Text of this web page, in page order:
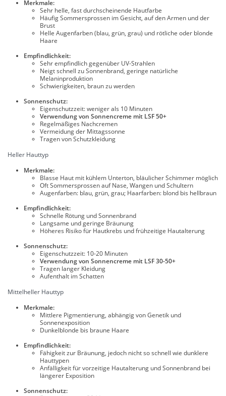
Merkmale:
Sehr helle, fast durchscheinende Hautfarbe
Häufig Sommersprossen im Gesicht, auf den Armen und der
Brust
Helle Augenfarben (blau, grün, grau) und rötliche oder blonde
Haare
Empfindlichkeit:
Sehr empfindlich gegenüber UV-Strahlen
Neigt schnell zu Sonnenbrand, geringe natürliche
Melaninproduktion
Schwierigkeiten, braun zu werden
Sonnenschutz:
Eigenschutzzeit: weniger als 10 Minuten
Verwendung von Sonnencreme mit LSF 50+
Regelmäßiges Nachcremen
Vermeidung der Mittagssonne
Tragen von Schutzkleidung
Heller Hauttyp
Merkmale:
Blasse Haut mit kühlem Unterton, bläulicher Schimmer möglich
Oft Sommersprossen auf Nase, Wangen und Schultern
Augenfarben: blau, grün, grau; Haarfarben: blond bis hellbraun
Empfindlichkeit:
Schnelle Rötung und Sonnenbrand
Langsame und geringe Bräunung
Höheres Risiko für Hautkrebs und frühzeitige Hautalterung
Sonnenschutz:
Eigenschutzzeit: 10-20 Minuten
Verwendung von Sonnencreme mit LSF 30-50+
Tragen langer Kleidung
Aufenthalt im Schatten
Mittelheller Hauttyp
Merkmale:
Mittlere Pigmentierung, abhängig von Genetik und
Sonnenexposition
Dunkelblonde bis braune Haare
Empfindlichkeit:
Fähigkeit zur Bräunung, jedoch nicht so schnell wie dunklere
Hauttypen
Anfälligkeit für vorzeitige Hautalterung und Sonnenbrand bei
längerer Exposition
Sonnenschutz: